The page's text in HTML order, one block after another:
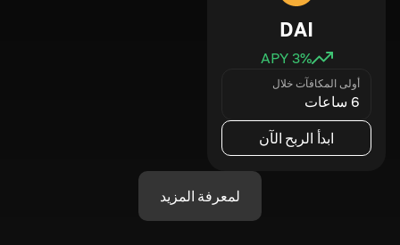
DAI
3% APY
أولى المكافآت خلال
6 ساعات
ابدأ الربح الآن
لمعرفة المزيد